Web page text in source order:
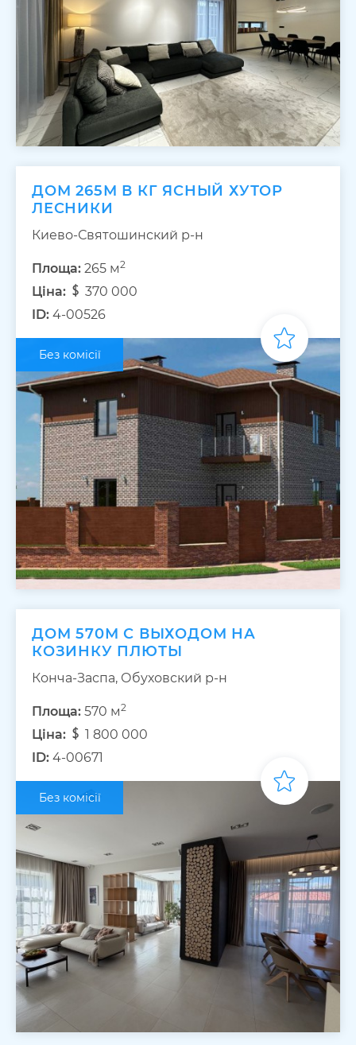
ДОМ 265М В КГ ЯСНЫЙ ХУТОР
ЛЕСНИКИ
Киево-Святошинский р-н
Площа: 265 м2
Ціна:
370 000
ID: 4-00526
Без комісії
ДОМ 570М С ВЫХОДОМ НА
КОЗИНКУ ПЛЮТЫ
Конча-Заспа, Обуховский р-н
Площа: 570 м2
Ціна:
1 800 000
ID: 4-00671
Без комісії